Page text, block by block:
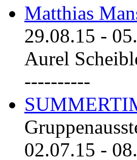
Matthias
29.08.15 -
Aurel
----------
02.07.15 -